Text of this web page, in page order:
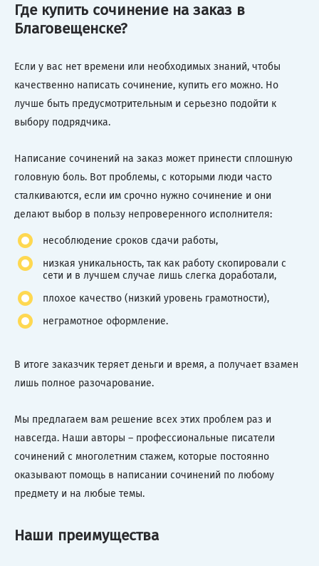
Где купить сочинение на заказ в
Благовещенске?
Если у вас нет времени или необходимых знаний, чтобы
качественно написать сочинение, купить его можно. Но
лучше быть предусмотрительным и серьезно подойти к
выбору подрядчика.
Написание сочинений на заказ может принести сплошную
головную боль. Вот проблемы, с которыми люди часто
сталкиваются, если им срочно нужно сочинение и они
делают выбор в пользу непроверенного исполнителя:
несоблюдение сроков сдачи работы,
низкая уникальность, так как работу скопировали с
сети и в лучшем случае лишь слегка доработали,
плохое качество (низкий уровень грамотности),
неграмотное оформление.
В итоге заказчик теряет деньги и время, а получает взамен
лишь полное разочарование.
Мы предлагаем вам решение всех этих проблем раз и
навсегда. Наши авторы – профессиональные писатели
сочинений с многолетним стажем, которые постоянно
оказывают помощь в написании сочинений по любому
предмету и на любые темы.
Наши преимущества